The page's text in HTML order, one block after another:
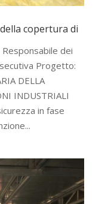
copertura di
dei
Progetto:
DELLA
INDUSTRIALI
in fase